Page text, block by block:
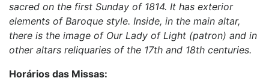
sacred on the first Sunday of 1814. It has exterior
elements of Baroque style. Inside, in the main altar,
there is the image of Our Lady of Light (patron) and in
other altars reliquaries of the 17th and 18th centuries.
Horários das Missas: